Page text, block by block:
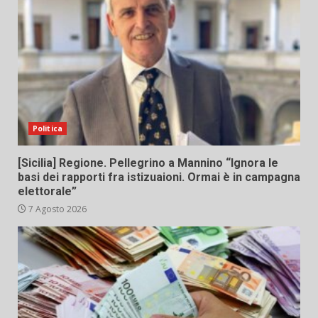
Politica
[Sicilia] Regione. Pellegrino a Mannino “Ignora le
basi dei rapporti fra istizuaioni. Ormai è in campagna
elettorale”
7 Agosto 2026